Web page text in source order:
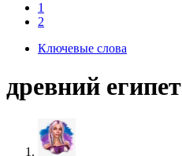
1
2
Ключевые слова
древний египет